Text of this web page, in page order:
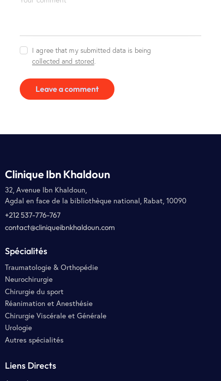
I agree that my submitted data is being
collected and stored.
Clinique Ibn Khaldoun
32, Avenue Ibn Khaldoun,
Agdal en face de la bibliothèque national, Rabat, 10090
+212 537-776-767
contact@cliniqueibnkhaldoun.com
Spécialités
Traumatologie & Orthopédie
Neurochirurgie
Chirurgie du sport
Réanimation et Anesthésie
Chirurgie Viscérale et Générale
Urologie
Autres spécialités
Liens Directs